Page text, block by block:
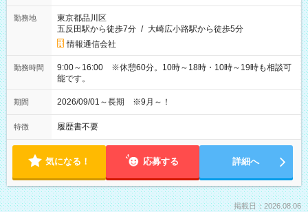
勤務地
東京都品川区
五反田駅から徒歩7分 / 大崎広小路駅から徒歩5分
情報通信会社
勤務時間
9:00～16:00 ※休憩60分。10時～18時・10時～19時も相談可
能です。
期間 2026/09/01～長期 ※9月～！
特徴 履歴書不要
気になる！ 応募する 詳細へ
掲載日：2026.08.06